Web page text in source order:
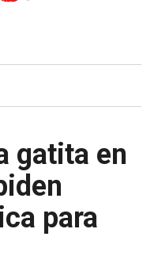
gatita en
para